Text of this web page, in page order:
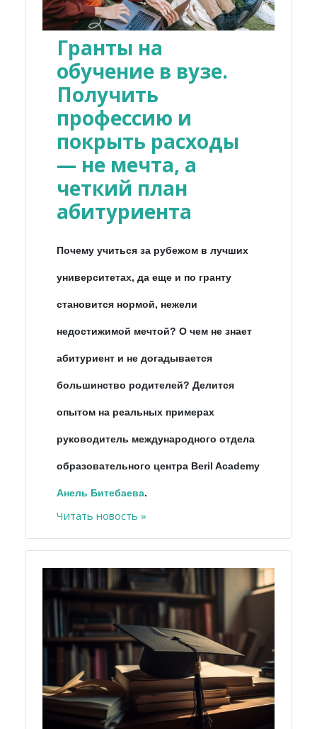
Гранты на
обучение в вузе.
Получить
профессию и
покрыть расходы
— не мечта, а
четкий план
абитуриента
Почему учиться за рубежом в лучших
университетах, да еще и по гранту
становится нормой, нежели
недостижимой мечтой? О чем не знает
абитуриент и не догадывается
большинство родителей? Делится
опытом на реальных примерах
руководитель международного отдела
образовательного центра Beril Academy
Анель Битебаева.
Читать новость »